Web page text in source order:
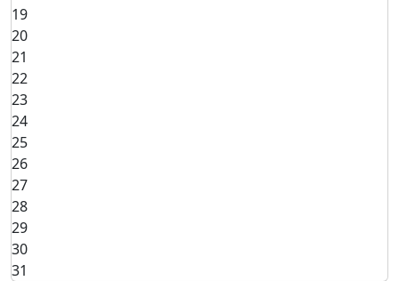
19
20
21
22
23
24
25
26
27
28
29
30
31